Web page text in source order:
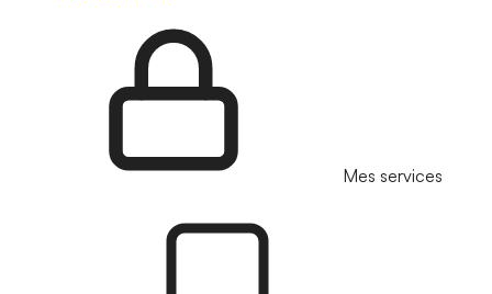
Mes services